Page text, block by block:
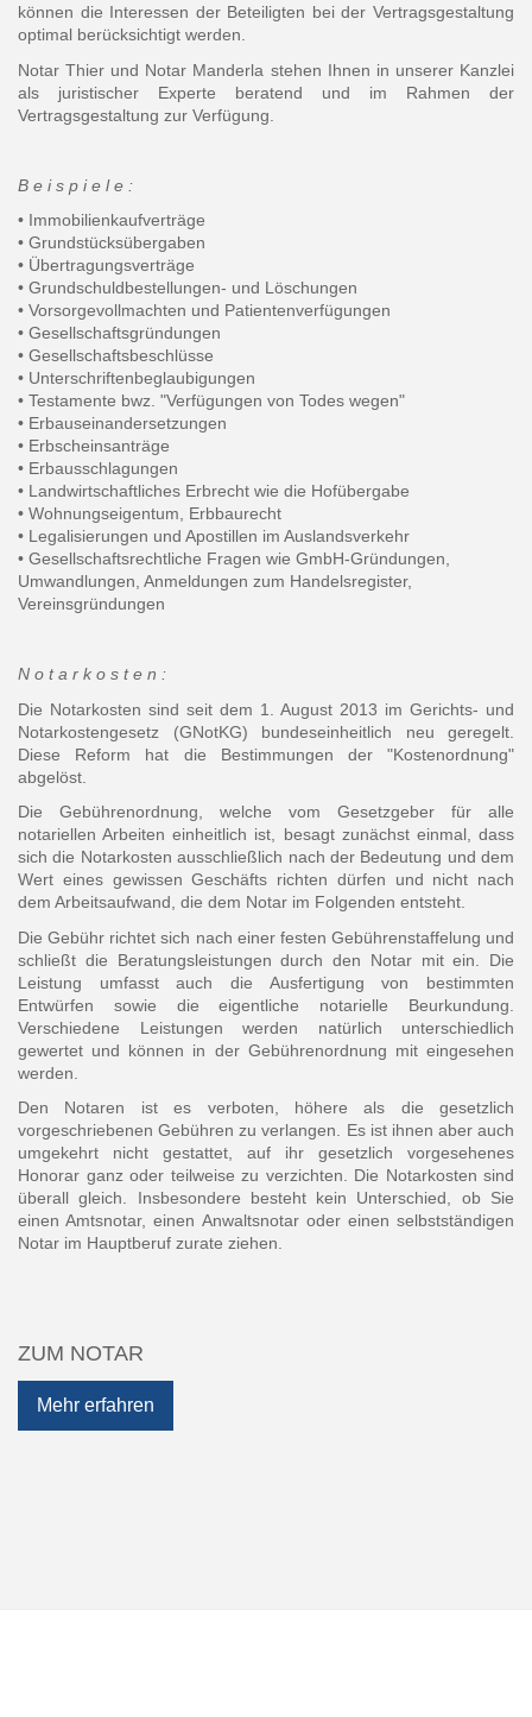
können die Interessen der Beteiligten bei der Vertragsgestaltung
optimal berücksichtigt werden.
Notar Thier und Notar Manderla stehen Ihnen in unserer Kanzlei
als juristischer Experte beratend und im Rahmen der
Vertragsgestaltung zur Verfügung.
B e i s p i e l e :
• Immobilienkaufverträge
• Grundstücksübergaben
• Übertragungsverträge
• Grundschuldbestellungen- und Löschungen
• Vorsorgevollmachten und Patientenverfügungen
• Gesellschaftsgründungen
• Gesellschaftsbeschlüsse
• Unterschriftenbeglaubigungen
• Testamente bwz. "Verfügungen von Todes wegen"
• Erbauseinandersetzungen
• Erbscheinsanträge
• Erbausschlagungen
• Landwirtschaftliches Erbrecht wie die Hofübergabe
• Wohnungseigentum, Erbbaurecht
• Legalisierungen und Apostillen im Auslandsverkehr
• Gesellschaftsrechtliche Fragen wie GmbH-Gründungen,
Umwandlungen, Anmeldungen zum Handelsregister,
Vereinsgründungen
N o t a r k o s t e n :
Die Notarkosten sind seit dem 1. August 2013 im Gerichts- und
Notarkostengesetz (GNotKG) bundeseinheitlich neu geregelt.
Diese Reform hat die Bestimmungen der "Kostenordnung"
abgelöst.
Die Gebührenordnung, welche vom Gesetzgeber für alle
notariellen Arbeiten einheitlich ist, besagt zunächst einmal, dass
sich die Notarkosten ausschließlich nach der Bedeutung und dem
Wert eines gewissen Geschäfts richten dürfen und nicht nach
dem Arbeitsaufwand, die dem Notar im Folgenden entsteht.
Die Gebühr richtet sich nach einer festen Gebührenstaffelung und
schließt die Beratungsleistungen durch den Notar mit ein. Die
Leistung umfasst auch die Ausfertigung von bestimmten
Entwürfen sowie die eigentliche notarielle Beurkundung.
Verschiedene Leistungen werden natürlich unterschiedlich
gewertet und können in der Gebührenordnung mit eingesehen
werden.
Den Notaren ist es verboten, höhere als die gesetzlich
vorgeschriebenen Gebühren zu verlangen. Es ist ihnen aber auch
umgekehrt nicht gestattet, auf ihr gesetzlich vorgesehenes
Honorar ganz oder teilweise zu verzichten. Die Notarkosten sind
überall gleich. Insbesondere besteht kein Unterschied, ob Sie
einen Amtsnotar, einen Anwaltsnotar oder einen selbstständigen
Notar im Hauptberuf zurate ziehen.
ZUM NOTAR
Mehr erfahren